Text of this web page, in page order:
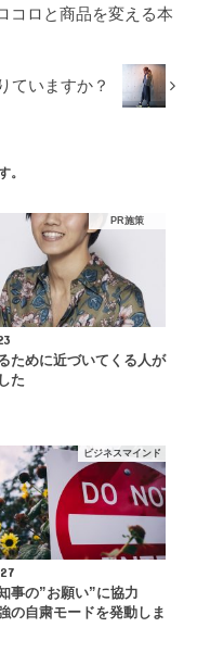
コロと商品を変える本
ていますか？
。
PR施策
ために近づいてくる人が
た
ビジネスマインド
事の”お願い”に協力
の自粛モードを発動しま